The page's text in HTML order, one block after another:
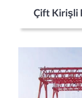
Çift Kirişli